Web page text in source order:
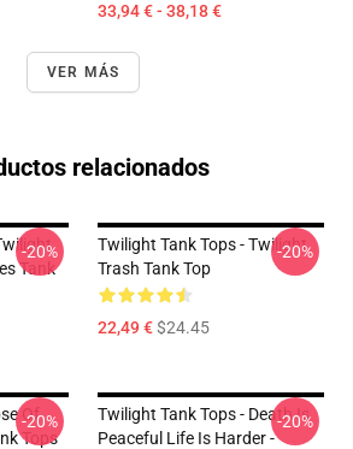
33,94 € - 38,18 €
VER MÁS
relacionados
Tank
-20%
Twilight Tank Tops - Twilight
Trash Tank Top
22,49 €$24.45
-20%
Of
Tops
-20%
Twilight Tank Tops - Death Is
Peaceful Life Is Harder -
-20%